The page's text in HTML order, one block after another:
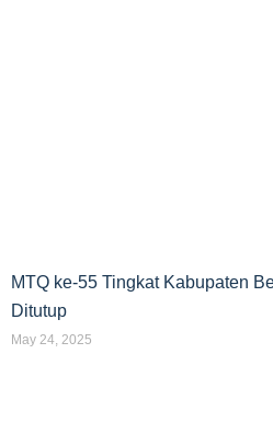
MTQ ke-55 Tingkat Kabupaten
Ditutup
May 24, 2025